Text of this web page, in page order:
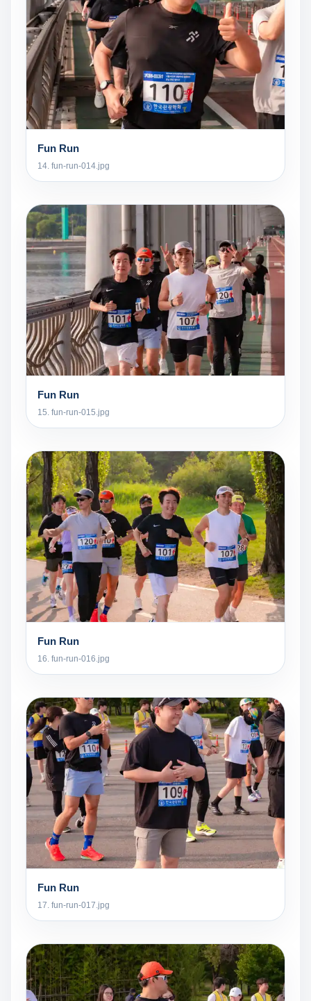
Fun Run
14. fun-run-014.jpg
Fun Run
15. fun-run-015.jpg
Fun Run
16. fun-run-016.jpg
Fun Run
17. fun-run-017.jpg